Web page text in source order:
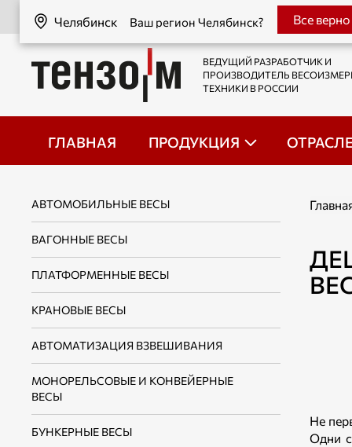
Челябинск Ваш регион Челябинск?
Челябинск Все верно
ВЕДУЩИЙ РАЗРАБОТЧИК И
ПРОИЗВОДИТЕЛЬ
ТЕХНИКИ В РОССИИ
ГЛАВНАЯ ПРОДУКЦИЯ
АВТОМОБИЛЬНЫЕ ВЕСЫ
ВАГОННЫЕ ВЕСЫ
ПЛАТФОРМЕННЫЕ ВЕСЫ
КРАНОВЫЕ ВЕСЫ
АВТОМАТИЗАЦИЯ ВЗВЕШИВАНИЯ
МОНОРЕЛЬСОВЫЕ И КОНВЕЙЕРНЫЕ
ВЕСЫ
БУНКЕРНЫЕ ВЕСЫ
Не
Одни